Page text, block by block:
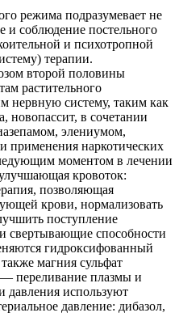
режима подразумевает не
и соблюдение постельного
и психотропной
терапии.
второй половины
растительного
нервную систему, таким как
новопассит, в сочетании
элениумом,
применения наркотических
моментом в лечении
улучшающая кровоток:
позволяющая
крови, нормализовать
поступление
свертывающие способности
гидроксифованный
магния сульфат
переливание плазмы и
используют
давление: дибазол,